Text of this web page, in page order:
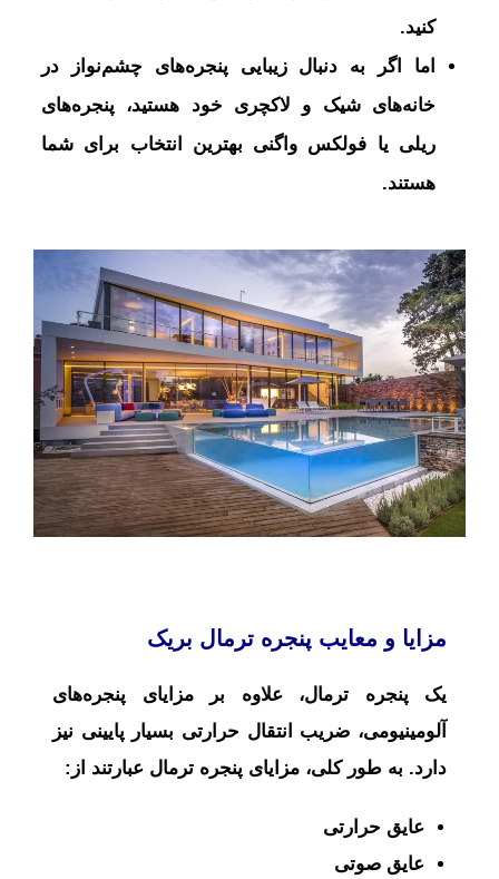
کنید.
اما اگر به دنبال زیبایی پنجره‌های چشم‌نواز در
خانه‌های شیک و لاکچری خود هستید، پنجره‌های
ریلی یا فولکس واگنی بهترین انتخاب برای شما
هستند.
مزایا و معایب پنجره ترمال بریک
یک پنجره ترمال، علاوه بر مزایای پنجره‌های
آلومینیومی، ضریب انتقال حرارتی بسیار پایینی نیز
دارد. به طور کلی، مزایای پنجره ترمال عبارتند از:
عایق حرارتی
عایق صوتی